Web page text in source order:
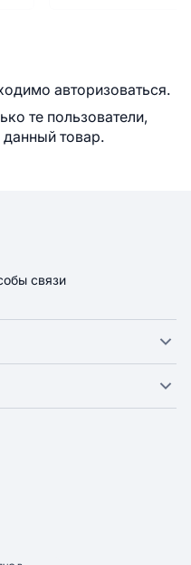
авторизоваться.
те пользователи,
товар.
связи